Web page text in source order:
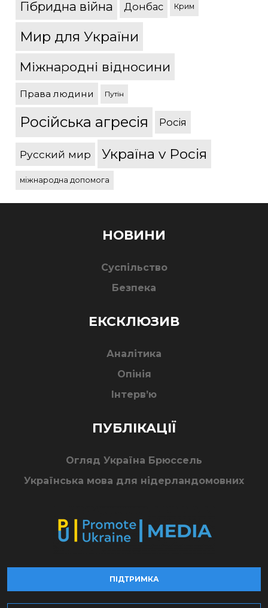
Гібридна війна Донбас Крим
Мир для України
Міжнародні відносини
Права людини Путін
Російська агресія Росія
Русский мир Україна v Росія
міжнародна допомога
НОВИНИ
Суспільство
Безпека
ЕКСКЛЮЗИВ
Аналітика
Опінія
Інтерв’ю
ПУБЛІКАЦІЇ
Огляд Україна Брюссель
Українська мова для нідерландомовних
ПІДТРИМКА